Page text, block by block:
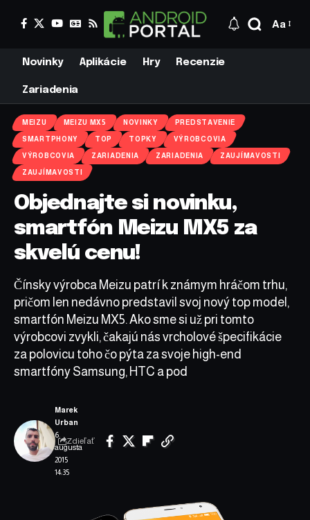
Aa
Novinky Aplikácie Hry Recenzie
Zariadenia
MEIZU MEIZU MX5 NOVINKY PREDSTAVENIE
SMARTPHONY TOP TOPKY VÝROBCOVIA
VÝROBCOVIA ZARIADENIA ZARIADENIA ZAUJÍMAVOSTI
ZAUJÍMAVOSTI
Objednajte si novinku,
smartfón Meizu MX5 za
skvelú cenu!
Čínsky výrobca Meizu patrí k známym hráčom trhu,
pričom len nedávno predstavil svoj nový top model,
smartfón Meizu MX5. Ako sme si už pri tomto
výrobcovi zvykli, čakajú nás vrcholové špecifikácie
za polovicu toho čo pýta za svoje high-end
smartfóny Samsung, HTC a pod
6.
augusta
2015
14:35
Marek
Urban
Zdieľať